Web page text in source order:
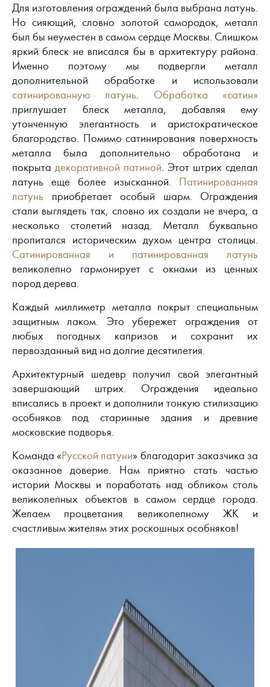
Для изготовления ограждений была выбрана латунь.
Но сияющий, словно золотой самородок, металл
был бы неуместен в самом сердце Москвы. Слишком
яркий блеск не вписался бы в архитектуру района.
Именно поэтому мы подвергли металл
дополнительной обработке и использовали
сатинированную латунь. Обработка «сатин»
приглушает блеск металла, добавляя ему
утонченную элегантность и аристократическое
благородство. Помимо сатинирования поверхность
металла была дополнительно обработана и
покрыта декоративной патиной. Этот штрих сделал
латунь еще более изысканной. Патинированная
латунь приобретает особый шарм. Ограждения
стали выглядеть так, словно их создали не вчера, а
несколько столетий назад. Металл буквально
пропитался историческим духом центра столицы.
Сатинированная и патинированная латунь
великолепно гармонирует с окнами из ценных
пород дерева.
Каждый миллиметр металла покрыт специальным
защитным лаком. Это убережет ограждения от
любых погодных капризов и сохранит их
первозданный вид на долгие десятилетия.
Архитектурный шедевр получил свой элегантный
завершающий штрих. Ограждения идеально
вписались в проект и дополнили тонкую стилизацию
особняков под старинные здания и древние
московские подворья.
Команда «Русской латуни» благодарит заказчика за
оказанное доверие. Нам приятно стать частью
истории Москвы и поработать над обликом столь
великолепных объектов в самом сердце города.
Желаем процветания великолепному ЖК и
счастливым жителям этих роскошных особняков!